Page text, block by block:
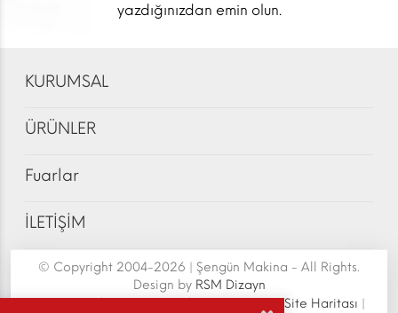
yazdığınızdan emin olun.
KURUMSAL
ÜRÜNLER
Fuarlar
İLETİŞİM
© Copyright 2004-2026 | Şengün Makina - All Rights.
Design by RSM Dizayn
Site Haritası |